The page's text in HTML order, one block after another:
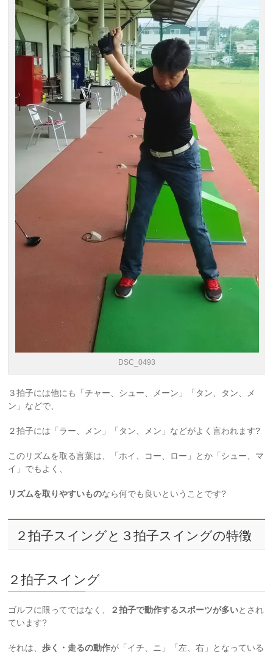
DSC_0493
３拍子には他にも「チャー、シュー、メーン」「タン、タン、メ
ン」などで、
２拍子には「ラー、メン」「タン、メン」などがよく言われます?
このリズムを取る言葉は、「ホイ、コー、ロー」とか「シュー、マ
イ」でもよく、
リズムを取りやすいものなら何でも良いということです?
２拍子スイングと３拍子スイングの特徴
２拍子スイング
ゴルフに限ってではなく、 ２拍子で動作するスポーツが多いとされ
ています?
それは、歩く・走るの動作が「イチ、ニ」「左、右」となっている